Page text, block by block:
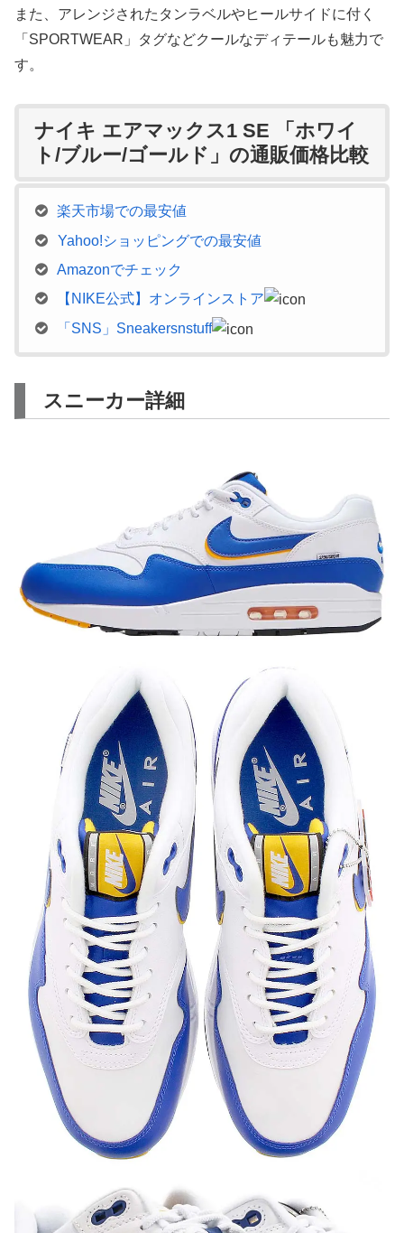
また、アレンジされたタンラベルやヒールサイドに付く
「SPORTWEAR」タグなどクールなディテールも魅力で
す。
ナイキ エアマックス1 SE 「ホワイ
ト/ブルー/ゴールド」の通販価格比較
楽天市場での最安値
Yahoo!ショッピングでの最安値
Amazonでチェック
【NIKE公式】オンラインストア
「SNS」Sneakersnstuff
スニーカー詳細